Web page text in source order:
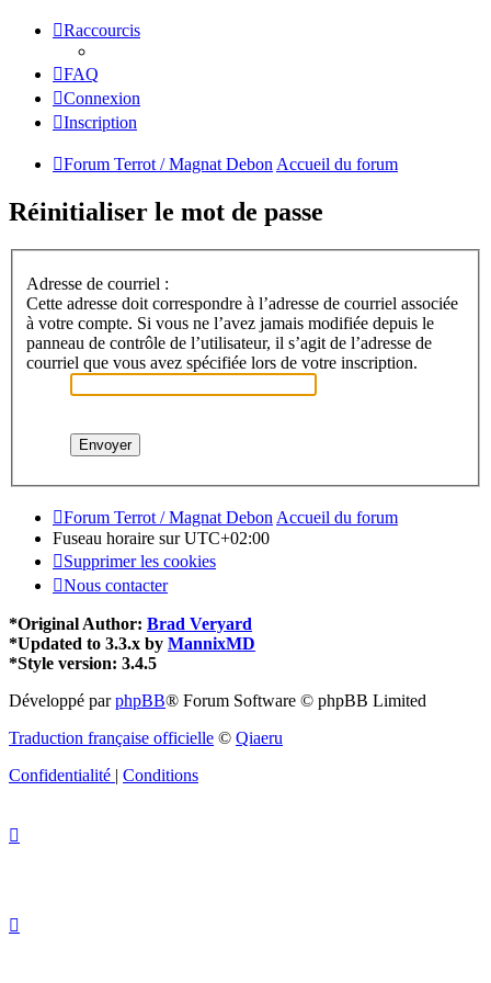
Raccourcis
FAQ
Connexion
Inscription
Forum Terrot / Magnat Debon Accueil du forum
Réinitialiser le mot de passe
Adresse de courriel :
Cette adresse doit correspondre à l’adresse de courriel associée
à votre compte. Si vous ne l’avez jamais modifiée depuis le
panneau de contrôle de l’utilisateur, il s’agit de l’adresse de
courriel que vous avez spécifiée lors de votre inscription.
Forum Terrot / Magnat DebonAccueil du forum
Fuseau horaire surUTC+02:00
Supprimer les cookies
Nous contacter
*Original Author: Brad Veryard
*Updated to 3.3.x by MannixMD
*Style version: 3.4.5
Développé parphpBB® Forum Software © phpBB Limited
Traduction française officielle © Qiaeru
Confidentialité | Conditions